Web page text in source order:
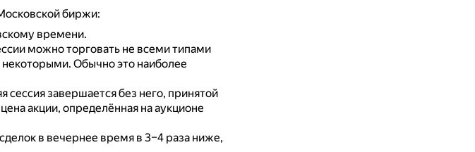
биржи:
времени.
можно торговать не всеми типами
некоторыми. Обычно это наиболее
сессия завершается без него, принятой
акции, определённая на аукционе
в вечернее время в 3–4 раза ниже,